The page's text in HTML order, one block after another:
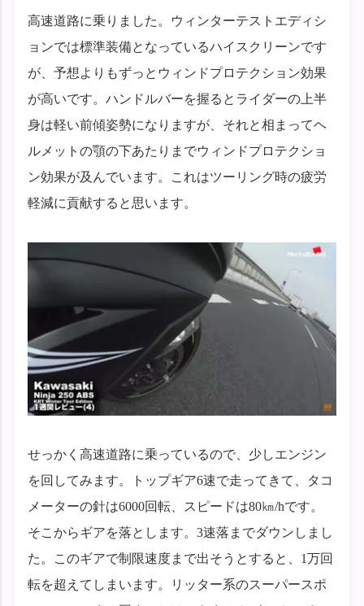
高速道路に乗りました。ウィンターテストエディシ
ョンでは標準装備となっているハイスクリーンです
が、予想よりもずっとウィンドプロテクション効果
が高いです。ハンドルバーを握るとライダーの上半
身は軽い前傾姿勢になりますが、それと相まってヘ
ルメットの顎の下あたりまでウィンドプロテクショ
ン効果が及んでいます。これはツーリング時の疲労
軽減に貢献すると思います。
せっかく高速道路に乗っているので、少しエンジン
を回してみます。トップギア6速で走ってきて、タコ
メーターの針は6000回転、スピードは80㎞/hです。
そこからギアを落とします。3速落までダウンしまし
た。このギアで制限速度まで出そうとすると、1万回
転を超えてしまいます。リッター系のスーパースポ